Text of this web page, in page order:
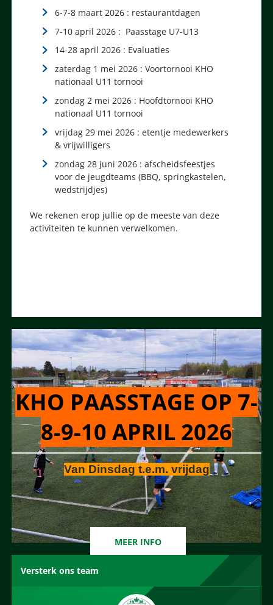
6-7-8 maart 2026 : restaurantdagen
7-10 april 2026 : Paasstage U7-U13
14-28 april 2026 : Evaluaties
zaterdag 1 mei 2026 : Voortornooi KHO
nationaal U11 tornooi
zondag 2 mei 2026 : Hoofdtornooi KHO
nationaal U11 tornooi
vrijdag 29 mei 2026 : etentje medewerkers
& vrijwilligers
zondag 28 juni 2026 : afscheidsfeestjes
voor de jeugdteams (BBQ, springkastelen,
wedstrijdjes)
We rekenen erop jullie op de meeste van deze
activiteiten te kunnen verwelkomen.
KHO PAASSTAGE OP 7-
8-9-10 APRIL 2026
Van Dinsdag t.e.m. vrijdag
MEER INFO
Versterk ons team